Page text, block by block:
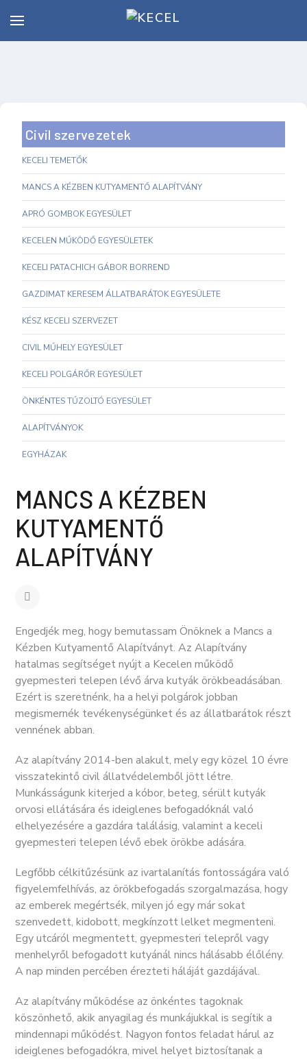
Civil szervezetek
KECELI TEMETŐK
MANCS A KÉZBEN KUTYAMENTŐ ALAPÍTVÁNY
APRÓ GOMBOK EGYESÜLET
KECELEN MŰKÖDŐ EGYESÜLETEK
KECELI PATACHICH GÁBOR BORREND
GAZDIMAT KERESEM ÁLLATBARÁTOK EGYESÜLETE
KÉSZ KECELI SZERVEZET
CIVIL MŰHELY EGYESÜLET
KECELI POLGÁRŐR EGYESÜLET
ÖNKÉNTES TŰZOLTÓ EGYESÜLET
ALAPÍTVÁNYOK
EGYHÁZAK
MANCS A KÉZBEN
KUTYAMENTŐ
ALAPÍTVÁNY
Engedjék meg, hogy bemutassam Önöknek a Mancs a
Kézben Kutyamentő Alapítványt. Az Alapítvány
hatalmas segítséget nyújt a Kecelen működő
gyepmesteri telepen lévő árva kutyák örökbeadásában.
Ezért is szeretnénk, ha a helyi polgárok jobban
megismernék tevékenységünket és az állatbarátok részt
vennének abban.
Az alapítvány 2014-ben alakult, mely egy közel 10 évre
visszatekintő civil állatvédelemből jött létre.
Munkásságunk kiterjed a kóbor, beteg, sérült kutyák
orvosi ellátására és ideiglenes befogadóknál való
elhelyezésére a gazdára találásig, valamint a keceli
gyepmesteri telepen lévő ebek örökbe adására.
Legfőbb célkitűzésünk az ivartalanítás fontosságára való
figyelemfelhívás, az örökbefogadás szorgalmazása, hogy
az emberek megértsék, milyen jó egy már sokat
szenvedett, kidobott, megkínzott lelket megmenteni.
Egy utcáról megmentett, gyepmesteri telepről vagy
menhelyről befogadott kutyánál nincs hálásabb élőlény.
A nap minden percében érezteti háláját gazdájával.
Az alapítvány működése az önkéntes tagoknak
köszönhető, akik anyagilag és munkájukkal is segítik a
mindennapi működést. Nagyon fontos feladat hárul az
ideiglenes befogadókra, mivel helyet biztosítanak a